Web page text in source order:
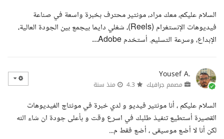
السلام عليكم، معك مراد، مونتير محترف بخبرة واسعة في صناعة
فيديوهات الإنستغرام (Reels)، شغلي دايما بيجمع بين الجودة العالية،
الإبداع، وسرعة التسليم. أستخدم Adobe...
Yousef A.
مصمم جرافيك منذ سنة
السلام عليكم ، أنا مونتير فيديو و لدي خبرة في مونتاج الفيديوهات
القصيرة أستطيع تنفيذ طلبك في اسرع وقت و بأعلى جودة ان شاء الله
لكن أنا لا أضع موسيقى ، أضع فقط م...